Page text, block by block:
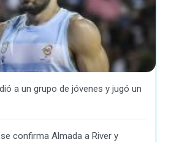
a un grupo de jóvenes y jugó un
confirma Almada a River y